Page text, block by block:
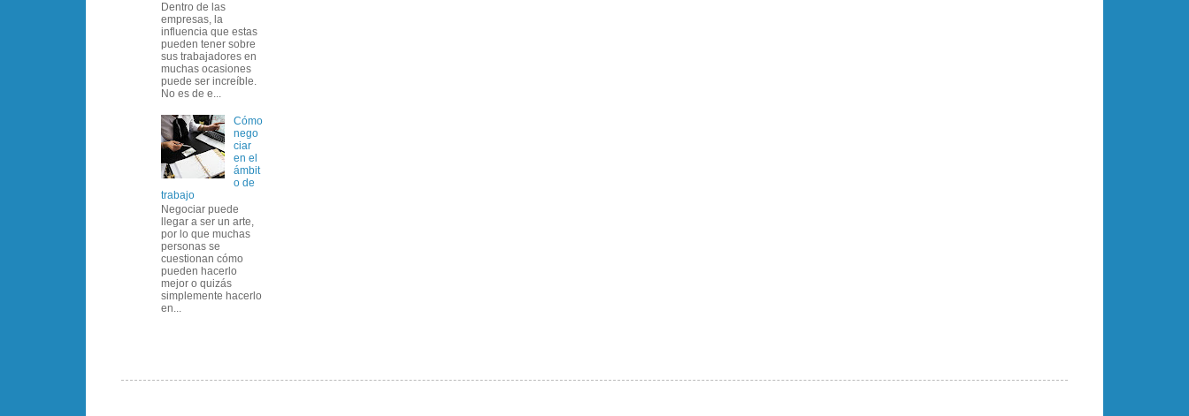
Dentro de las
empresas, la
influencia que estas
pueden tener sobre
sus trabajadores en
muchas ocasiones
puede ser increíble.
No es de e...
Cómo
nego
ciar
en el
ámbit
o de
trabajo
Negociar puede
llegar a ser un arte,
por lo que muchas
personas se
cuestionan cómo
pueden hacerlo
mejor o quizás
simplemente hacerlo
en...